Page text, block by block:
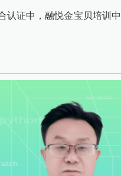
认证中，融悦金宝贝培训